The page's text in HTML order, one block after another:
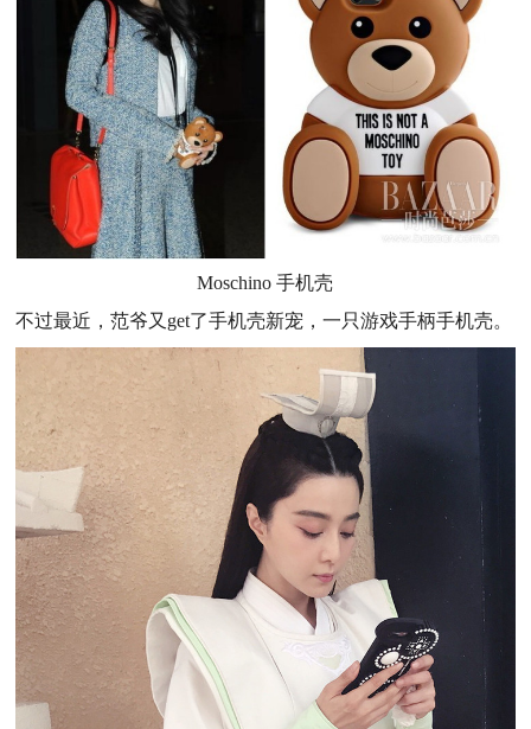
Moschino 手机壳
不过最近，范爷又get了手机壳新宠，一只游戏手柄手机壳。